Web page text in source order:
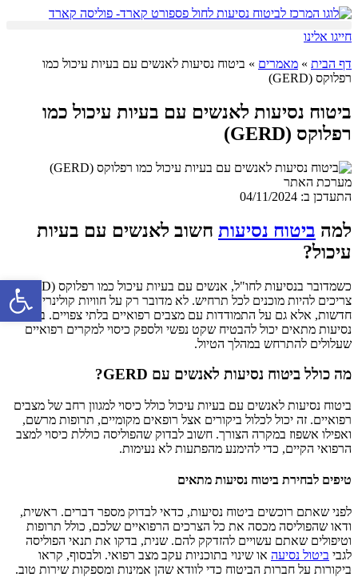
דלג
חייגו אלינו
דף הבית » מאמרים » ביטוח נסיעות לאנשים עם בעיות עיכול כמו
רפלוקס (GERD)
ביטוח נסיעות לאנשים עם בעיות עיכול כמו
רפלוקס (GERD)
מערכת האתר
התעדכן ב: 04/11/2024
למה ביטוח נסיעות חשוב לאנשים עם בעיות
עיכול?
צריכים להיות מוכנים לכל תרחיש. לא מדובר רק על חוויות קולינריות
חדשות, אלא גם על התמודדות עם מצבים רפואיים בלתי צפויים. ביטוח
נסיעות מתאים יכול להבטיח שקט נפשי ולספק כיסוי למקרים רפואיים
שעלולים להתרחש במהלך הטיול.
מה כולל ביטוח נסיעות לאנשים עם GERD?
ביטוח נסיעות לאנשים עם בעיות עיכול כולל כיסוי למגוון רחב של מצבים
רפואיים. זה יכול לכלול ביקורים אצל רופאים מקומיים, תרופות מרשם,
ואפילו אשפוז במקרה הצורך. חשוב לבדוק שהפוליסה כוללת כיסוי למצב
הרפואי הקיים, כדי להימנע מהפתעות לא נעימות.
טיפים לבחירת ביטוח נסיעות מתאים
לפני שאתם רוכשים ביטוח נסיעות, כדאי לבדוק מספר דברים. ראשית,
ודאו שהפוליסה מכסה את כל הצרכים הרפואיים שלכם, כולל תרופות
וטיפולים שאתם עשויים להזדקק להם. שנית, בדקו את תנאי הפוליסה
לגבי ביטול נסיעה או שינוי בתוכניות עקב מצב רפואי. ולבסוף, קראו
ביקורות על חברות הביטוח כדי לוודא שהן אמינות ומספקות שירות טוב.
פתח